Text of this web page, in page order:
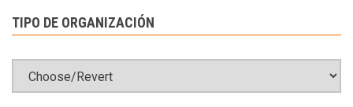
TIPO DE ORGANIZACIÓN